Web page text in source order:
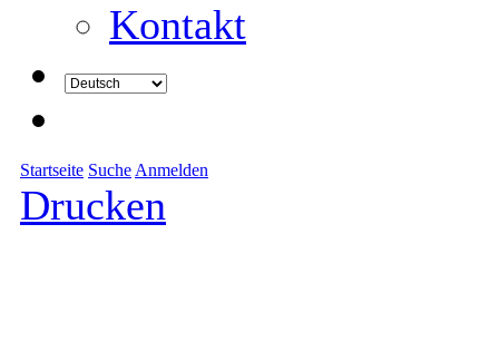
Kontakt
Startseite Suche Anmelden
Drucken